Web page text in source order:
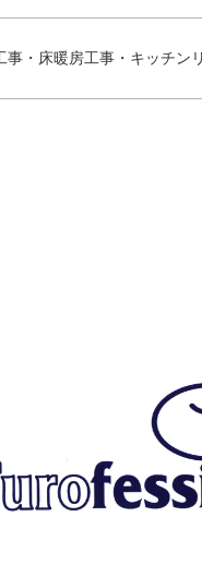
・床暖房工事・キッチ